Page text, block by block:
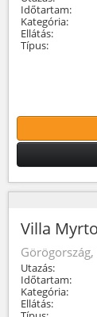
Időtartam:
Kategória:
Ellátás:
Típus:
Villa
Utazás:
Időtartam:
Kategória:
Ellátás: